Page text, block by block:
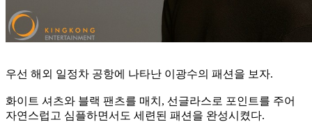
우선 해외 일정차 공항에 나타난 이광수의 패션을 보자.
화이트 셔츠와 블랙 팬츠를 매치, 선글라스로 포인트를 주어
자연스럽고 심플하면서도 세련된 패션을 완성시켰다.